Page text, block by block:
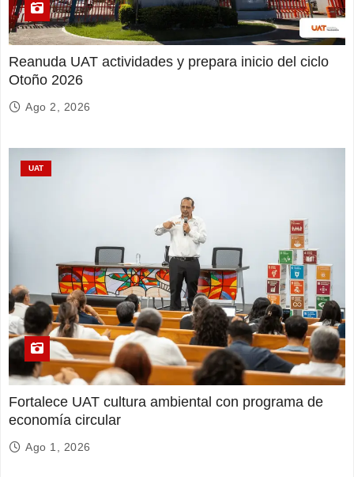
Reanuda UAT actividades y prepara inicio del ciclo
Otoño 2026
Ago 2, 2026
UAT
Fortalece UAT cultura ambiental con programa de
economía circular
Ago 1, 2026